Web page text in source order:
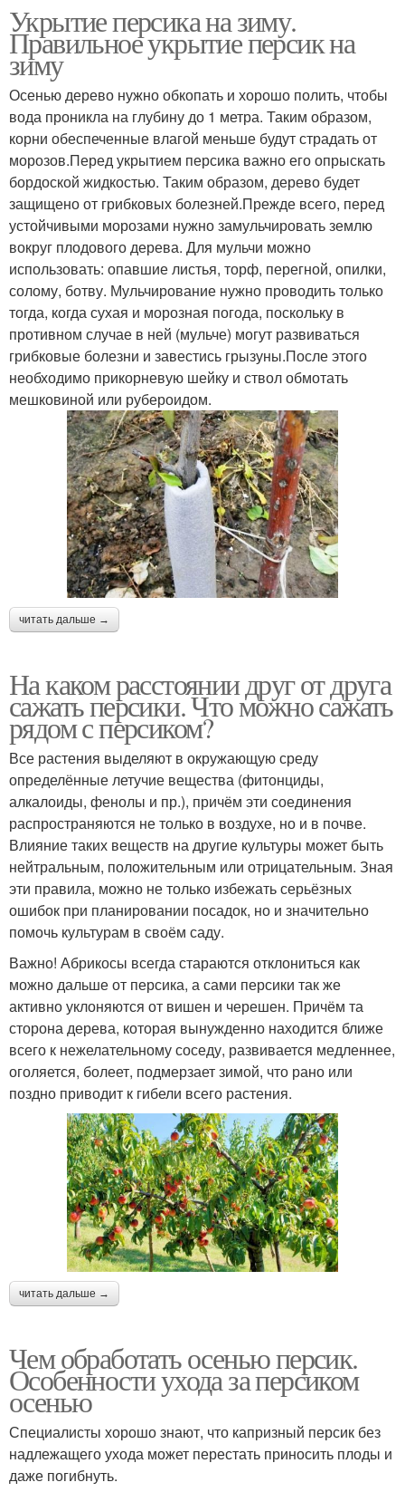
Укрытие персика на зиму.
Правильное укрытие персик на
зиму
Осенью дерево нужно обкопать и хорошо полить, чтобы
вода проникла на глубину до 1 метра. Таким образом,
корни обеспеченные влагой меньше будут страдать от
морозов.Перед укрытием персика важно его опрыскать
бордоской жидкостью. Таким образом, дерево будет
защищено от грибковых болезней.Прежде всего, перед
устойчивыми морозами нужно замульчировать землю
вокруг плодового дерева. Для мульчи можно
использовать: опавшие листья, торф, перегной, опилки,
солому, ботву. Мульчирование нужно проводить только
тогда, когда сухая и морозная погода, поскольку в
противном случае в ней (мульче) могут развиваться
грибковые болезни и завестись грызуны.После этого
необходимо прикорневую шейку и ствол обмотать
мешковиной или рубероидом.
читать дальше →
На каком расстоянии друг от друга
сажать персики. Что можно сажать
рядом с персиком?
Все растения выделяют в окружающую среду
определённые летучие вещества (фитонциды,
алкалоиды, фенолы и пр.), причём эти соединения
распространяются не только в воздухе, но и в почве.
Влияние таких веществ на другие культуры может быть
нейтральным, положительным или отрицательным. Зная
эти правила, можно не только избежать серьёзных
ошибок при планировании посадок, но и значительно
помочь культурам в своём саду.
Важно! Абрикосы всегда стараются отклониться как
можно дальше от персика, а сами персики так же
активно уклоняются от вишен и черешен. Причём та
сторона дерева, которая вынужденно находится ближе
всего к нежелательному соседу, развивается медленнее,
оголяется, болеет, подмерзает зимой, что рано или
поздно приводит к гибели всего растения.
читать дальше →
Чем обработать осенью персик.
Особенности ухода за персиком
осенью
Специалисты хорошо знают, что капризный персик без
надлежащего ухода может перестать приносить плоды и
даже погибнуть.